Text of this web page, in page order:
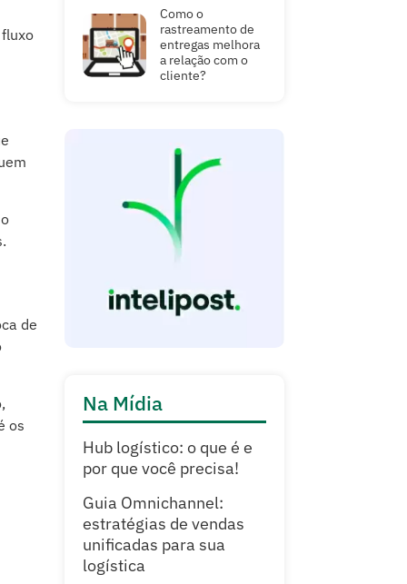
de
os
Como o
rastreamento de
entregas melhora
a relação com o
cliente?
Na Mídia
Hub logístico: o que é e
por que você precisa!
Guia Omnichannel:
estratégias de vendas
unificadas para sua
logística